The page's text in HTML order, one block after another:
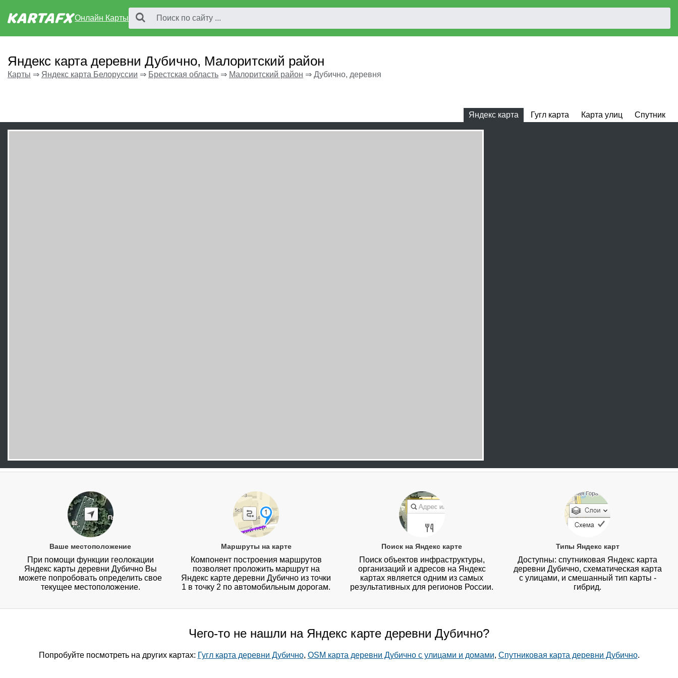
Онлайн Карты
Яндекс карта деревни Дубично, Малоритский район
Карты ⇒ Яндекс карта Белоруссии ⇒ Брестская область ⇒ Малоритский район ⇒ Дубично, деревня
Яндекс карта Гугл карта Карта улиц Спутник
Ваше местоположение
При помощи функции геолокации
Яндекс карты деревни Дубично Вы
можете попробовать определить свое
текущее местоположение.
Маршруты на карте
Компонент построения маршрутов
позволяет проложить маршрут на
Яндекс карте деревни Дубично из точки
1 в точку 2 по автомобильным дорогам.
Поиск на Яндекс карте
Поиск объектов инфраструктуры,
организаций и адресов на Яндекс
картах является одним из самых
результативных для регионов России.
Типы Яндекс карт
Доступны: спутниковая Яндекс карта
деревни Дубично, схематическая карта
с улицами, и смешанный тип карты -
гибрид.
Чего-то не нашли на Яндекс карте деревни Дубично?
Попробуйте посмотреть на других картах: Гугл карта деревни Дубично, OSM карта деревни Дубично с улицами и домами, Спутниковая карта деревни Дубично.